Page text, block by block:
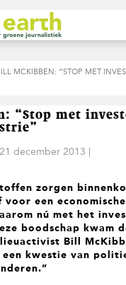
MCKIBBEN: “STOP MET
“Stop met
21 december 2013 |
zorgen
voor een
nú met het
boodschap kwam
Bill
een kwestie van